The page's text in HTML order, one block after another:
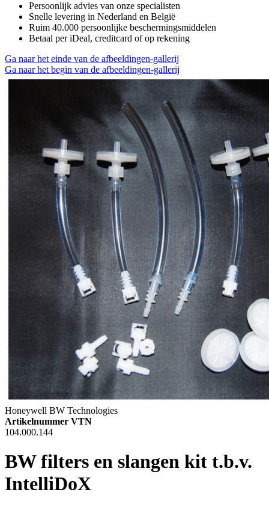
Persoonlijk advies van onze specialisten
Snelle levering in Nederland en België
Ruim 40.000 persoonlijke beschermingsmiddelen
Betaal per iDeal, creditcard of op rekening
Ga naar het einde van de afbeeldingen-gallerij
Ga naar het begin van de afbeeldingen-gallerij
Honeywell BW Technologies
Artikelnummer VTN
104.000.144
BW filters en slangen kit t.b.v.
IntelliDoX